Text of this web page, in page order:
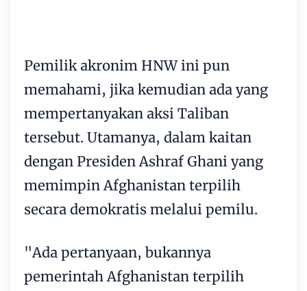
Pemilik akronim HNW ini pun
memahami, jika kemudian ada yang
mempertanyakan aksi Taliban
tersebut. Utamanya, dalam kaitan
dengan Presiden Ashraf Ghani yang
memimpin Afghanistan terpilih
secara demokratis melalui pemilu.
"Ada pertanyaan, bukannya
pemerintah Afghanistan terpilih